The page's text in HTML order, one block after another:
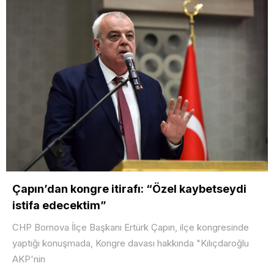
Çapın’dan kongre itirafı: “Özel kaybetseydi
istifa edecektim”
CHP Bornova İlçe Başkanı Ertürk Çapın, ilçe kongresinde
yaptığı konuşmada, Kongre davası hakkında "Kılıçdaroğlu
AKP'nin